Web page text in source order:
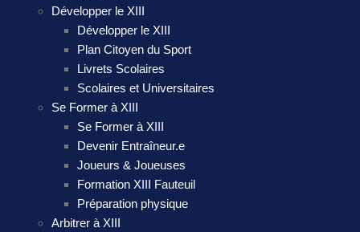
Développer le XIII
Développer le XIII
Plan Citoyen du Sport
Livrets Scolaires
Scolaires et Universitaires
Se Former à XIII
Se Former à XIII
Devenir Entraîneur.e
Joueurs & Joueuses
Formation XIII Fauteuil
Préparation physique
Arbitrer à XIII